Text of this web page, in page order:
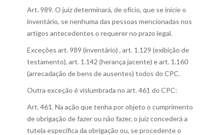
Art. 989. O juiz determinará, de ofício, que se inicie o
inventário, se nenhuma das pessoas mencionadas nos
artigos antecedentes o requerer no prazo legal.
Exceções art. 989 (inventário) , art. 1.129 (exibição de
testamento), art. 1.142 (herança jacente) e art. 1.160
(arrecadação de bens de ausentes) todos do CPC.
Outra exceção é vislumbrada no art. 461 do CPC:
Art. 461. Na ação que tenha por objeto o cumprimento
de obrigação de fazer ou não fazer, o juiz concederá a
tutela específica da obrigação ou, se procedente o